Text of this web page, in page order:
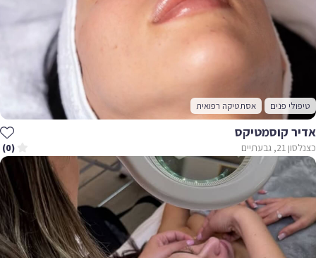
טיפולי פנים אסתטיקה רפואית
אדיר קוסמטיקס
כצנלסון 21, גבעתיים (0)